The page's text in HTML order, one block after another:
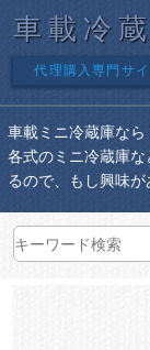
車載冷
代理購入専門サイ
車載ミニ冷蔵庫なら
各式のミニ冷蔵庫
るので、もし興味